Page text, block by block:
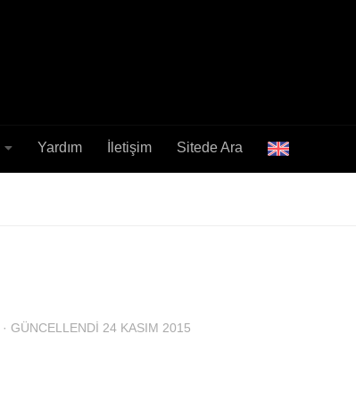
Yardım İletişim Sitede Ara
· GÜNCELLENDI 24 KASIM 2015